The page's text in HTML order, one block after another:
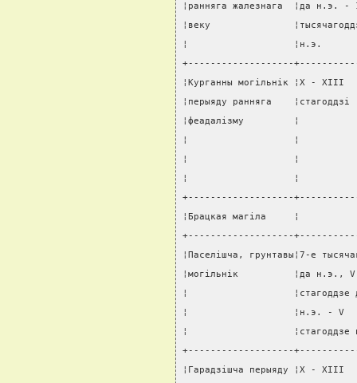
¦ранняга жалезнага  ¦да
¦веку
¦                   ¦н.э.
+-------------------
¦Курганны могiльнiк ¦X -
¦перыяду ранняга
¦феадалiзму         ¦
¦                   ¦
¦                   ¦
¦                   ¦
+-------------------
¦Брацкая магiла     ¦
+-------------------
¦Паселiшча, грунтавы¦7-е
¦могiльнiк          ¦да
¦
¦                   ¦н.э. -
¦
+-------------------
¦Гарадзiшча перыяду ¦X -